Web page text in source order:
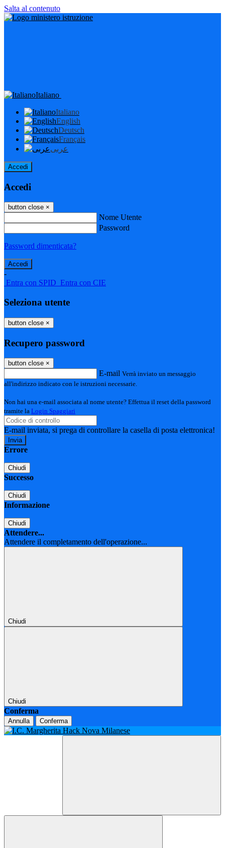
Salta al contenuto
Italiano
Italiano
English
Deutsch
Français
عربى
Accedi
Accedi
button close ×
Nome Utente
Password
Password dimenticata?
-
Entra con SPID Entra con CIE
Seleziona utente
button close ×
Recupero password
button close ×
E-mail Verrà inviato un messaggio
all'indirizzo indicato con le istruzioni necessarie.
Non hai una e-mail associata al nome utente? Effettua il reset della password
tramite la Login Spaggiari
E-mail inviata, si prega di controllare la casella di posta elettronica!
Errore
Chiudi
Successo
Chiudi
Informazione
Chiudi
Attendere...
Attendere il completamento dell'operazione...
Chiudi
Chiudi
Conferma
Annulla Conferma